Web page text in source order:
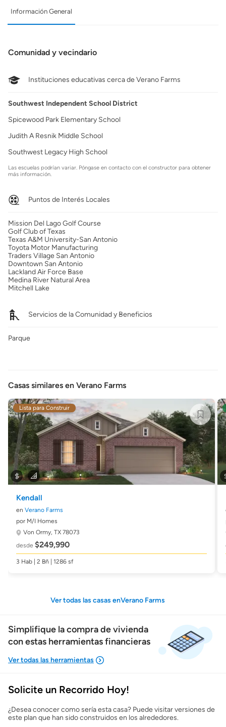
Información General
Comunidad y vecindario
Instituciones educativas cerca de Verano Farms
Southwest Independent School District
Spicewood Park Elementary School
Judith A Resnik Middle School
Southwest Legacy High School
Las escuelas podrían variar. Póngase en contacto con el constructor para obtener
más información.
Puntos de Interés Locales
Mission Del Lago Golf Course
Golf Club of Texas
Texas A&M University-San Antonio
Toyota Motor Manufacturing
Traders Village San Antonio
Downtown San Antonio
Lackland Air Force Base
Medina River Natural Area
Mitchell Lake
Servicios de la Comunidad y Beneficios
Parque
Casas similares en Verano Farms
Lista para Construir
Kendall
en Verano Farms
por M/I Homes
Von Ormy, TX 78073
desde $249,990
3 Hab | 2 Bñ | 1286 sf
Ver todas las casas enVerano Farms
Simplifique la compra de vivienda
con estas herramientas financieras
Mostrarme lo que puedo pagar
Costos casa nueva vs. usada
Solicite un Recorrido Hoy!
¿Desea conocer como sería esta casa? Puede visitar versiones de
este plan que han sido construidos en los alrededores.